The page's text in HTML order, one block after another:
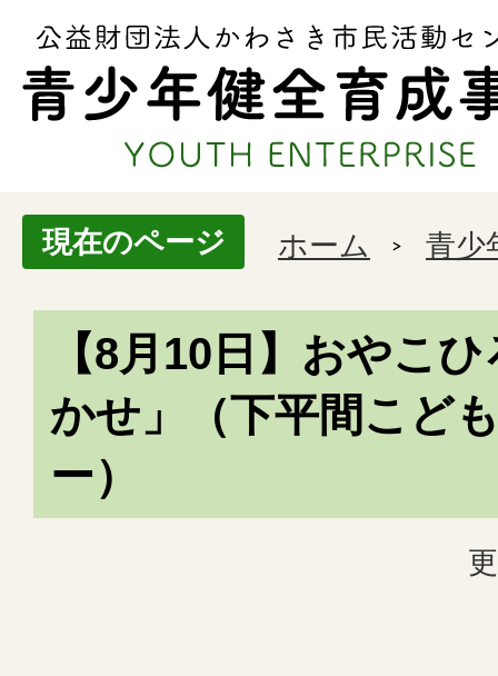
現在のページ ホーム 青少
【8月10日】おやこ
かせ」（下平間こど
ー）